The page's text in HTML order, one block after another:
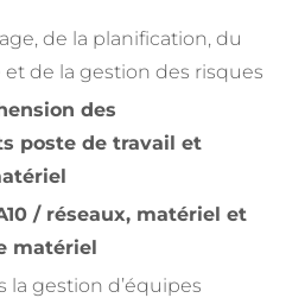
de la planification, du
de la gestion des risques
des
poste de travail et
/ réseaux, matériel et
matériel
la gestion d’équipes